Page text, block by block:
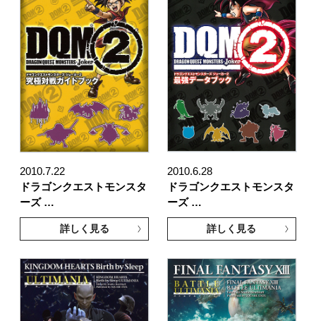
2010.7.22
ドラゴンクエストモンスタ
ーズ …
詳しく見る
2010.6.28
ドラゴンクエストモンスタ
ーズ …
詳しく見る